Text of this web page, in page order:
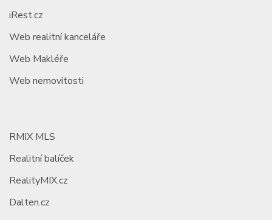
iRest.cz
Web realitní kanceláře
Web Makléře
Web nemovitosti
RMIX MLS
Realitní balíček
RealityMIX.cz
Dalten.cz